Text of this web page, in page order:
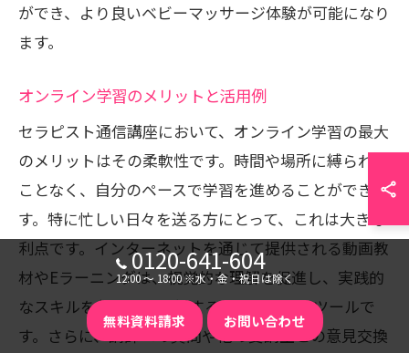
ができ、より良いベビーマッサージ体験が可能になり
ます。
オンライン学習のメリットと活用例
セラピスト通信講座において、オンライン学習の最大
のメリットはその柔軟性です。時間や場所に縛られる
ことなく、自分のペースで学習を進めることができま
す。特に忙しい日々を送る方にとって、これは大きな
利点です。インターネットを通じて提供される動画教
材やEラーニングは、視覚的な理解を促進し、実践的
なスキルを効果的に習得するための強力なツールで
す。さらに、講師への質問や他の受講生との意見交換
0120-641-604
12:00 〜 18:00 ※水・金・祝日は除く
無料資料請求 お問い合わせ